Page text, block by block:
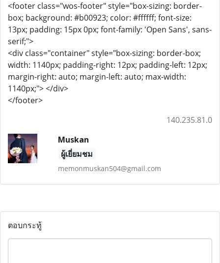
<footer class="wos-footer" style="box-sizing: border-
box; background: #b00923; color: #ffffff; font-size:
13px; padding: 15px 0px; font-family: 'Open Sans', sans-
serif;">
<div class="container" style="box-sizing: border-box;
width: 1140px; padding-right: 12px; padding-left: 12px;
margin-right: auto; margin-left: auto; max-width:
1140px;"> </div>
</footer>
140.235.81.0
Muskan
ผู้เยี่ยมชม
memonmuskan504@gmail.com
ตอบกระทู้